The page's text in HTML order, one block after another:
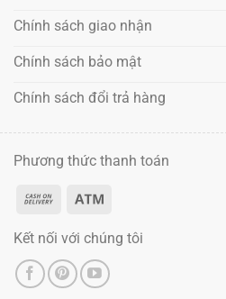
Chính sách giao nhận
Chính sách bảo mật
Chính sách đổi trả hàng
Phương thức thanh toán
Kết nối với chúng tôi